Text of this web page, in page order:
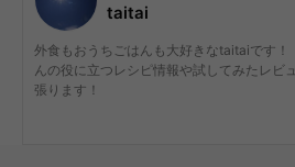
taitai
外食もおうちごはんも大好きなtaitaiです！
んの役に立つレシピ情報や試してみたレビ
張ります！